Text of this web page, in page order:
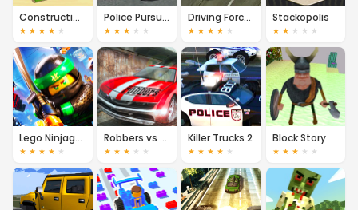
Construction Set
★ ★ ★ ★ ★
Police Pursuit 3D
★ ★ ★ ★ ★
Driving Force 3
★ ★ ★ ★ ★
Stackopolis
★ ★ ★ ★ ★
Lego Ninjago: Flight of the Ninja
★ ★ ★ ★ ★
Robbers vs Cops
★ ★ ★ ★ ★
Killer Trucks 2
★ ★ ★ ★ ★
Block Story
★ ★ ★ ★ ★